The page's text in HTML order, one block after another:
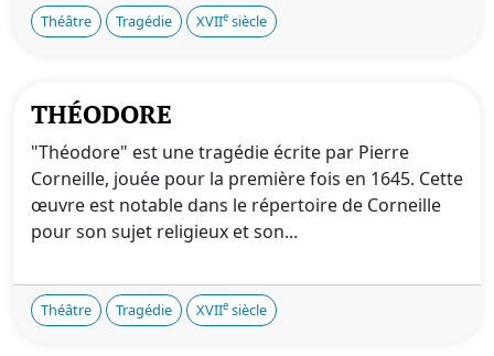
Théâtre Tragédie XVIIe siècle
THÉODORE
"Théodore" est une tragédie écrite par Pierre
Corneille, jouée pour la première fois en 1645. Cette
œuvre est notable dans le répertoire de Corneille
pour son sujet religieux et son...
Théâtre Tragédie XVIIe siècle